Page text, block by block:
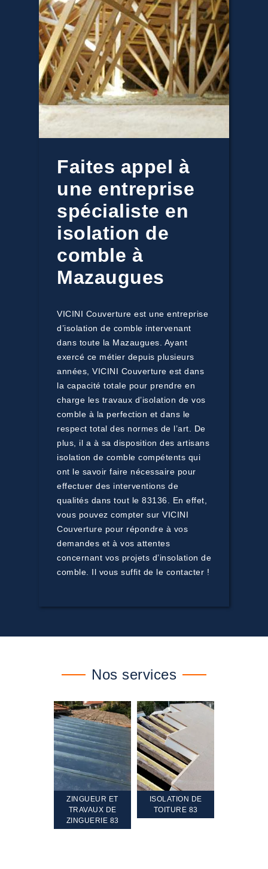
Faites appel à
une entreprise
spécialiste en
isolation de
comble à
Mazaugues
VICINI Couverture est une entreprise
d’isolation de comble intervenant
dans toute la Mazaugues. Ayant
exercé ce métier depuis plusieurs
années, VICINI Couverture est dans
la capacité totale pour prendre en
charge les travaux d’isolation de vos
comble à la perfection et dans le
respect total des normes de l’art. De
plus, il a à sa disposition des artisans
isolation de comble compétents qui
ont le savoir faire nécessaire pour
effectuer des interventions de
qualités dans tout le 83136. En effet,
vous pouvez compter sur VICINI
Couverture pour répondre à vos
demandes et à vos attentes
concernant vos projets d’insolation de
comble. Il vous suffit de le contacter !
Nos services
ZINGUEUR ET
TRAVAUX DE
ZINGUERIE 83
ISOLATION DE
TOITURE 83